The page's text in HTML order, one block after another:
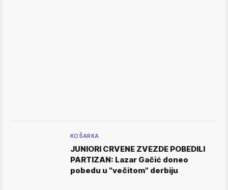
KOŠARKA
JUNIORI CRVENE ZVEZDE POBEDILI
PARTIZAN: Lazar Gačić doneo
pobedu u "večitom" derbiju